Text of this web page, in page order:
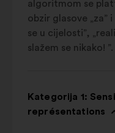
algoritmom se
obzir glasove „za”
se u cijelosti”,
slažem se nikako! ”.
Kategorija 1:
représentations